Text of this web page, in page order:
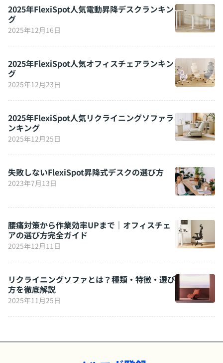
2025年FlexiSpot人気電動昇降デスクランキン
グ
2025年12月16日
2025年FlexiSpot人気オフィスチェアランキン
グ
2025年12月23日
2025年FlexiSpot人気リクライニングソファラ
ンキング
2025年12月25日
失敗しないFlexiSpot昇降式デスクの選び方
2023年7月13日
腰痛対策から作業効率UPまで｜オフィスチェ
アの選び方完全ガイド
2025年12月11日
リクライニングソファとは？種類・特徴・選び
方を徹底解説
2025年11月25日